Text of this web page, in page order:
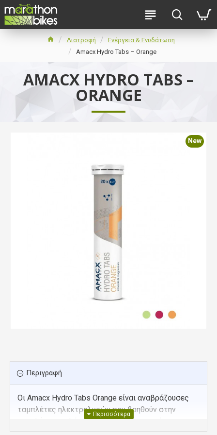
Διατροφή
Ενέργεια & Ενυδάτωση
Amacx Hydro Tabs – Orange
AMACX HYDRO TABS –
ORANGE
New
Περιγραφή
Οι Amacx Hydro Tabs Orange είναι αναβράζουσες
ταμπλέτες ηλεκτρολυτών που βοηθούν στην
αναπλήρωση αλάτων και μετάλλων κατά την
άσκηση. Περιέχουν νάτριο, κάλιο, μαγνήσιο,